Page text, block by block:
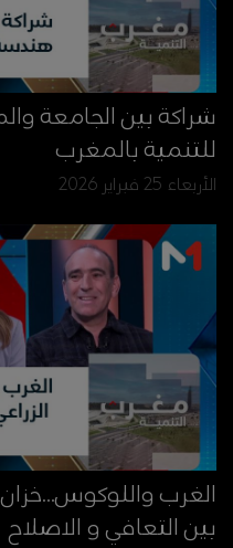
شراكة بين الجامعة
للتنمية بالمغرب
الأربعاء 25 فبراير 2026
الغرب واللوكوس...خزان
بين التعافي و الاصلاح